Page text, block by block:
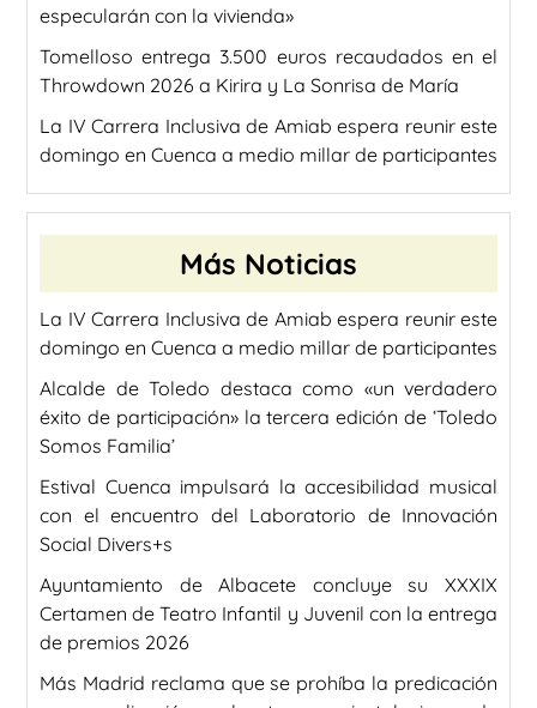
especularán con la vivienda»
Tomelloso entrega 3.500 euros recaudados en el
Throwdown 2026 a Kirira y La Sonrisa de María
La IV Carrera Inclusiva de Amiab espera reunir este
domingo en Cuenca a medio millar de participantes
Más Noticias
La IV Carrera Inclusiva de Amiab espera reunir este
domingo en Cuenca a medio millar de participantes
Alcalde de Toledo destaca como «un verdadero
éxito de participación» la tercera edición de ‘Toledo
Somos Familia’
Estival Cuenca impulsará la accesibilidad musical
con el encuentro del Laboratorio de Innovación
Social Divers+s
Ayuntamiento de Albacete concluye su XXXIX
Certamen de Teatro Infantil y Juvenil con la entrega
de premios 2026
Más Madrid reclama que se prohíba la predicación